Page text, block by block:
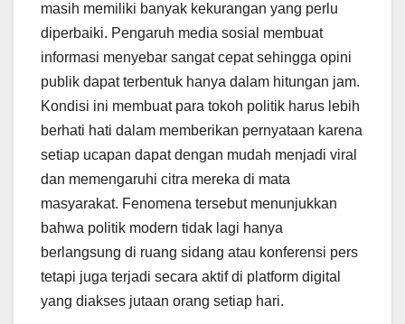
masih memiliki banyak kekurangan yang perlu
diperbaiki. Pengaruh media sosial membuat
informasi menyebar sangat cepat sehingga opini
publik dapat terbentuk hanya dalam hitungan jam.
Kondisi ini membuat para tokoh politik harus lebih
berhati hati dalam memberikan pernyataan karena
setiap ucapan dapat dengan mudah menjadi viral
dan memengaruhi citra mereka di mata
masyarakat. Fenomena tersebut menunjukkan
bahwa politik modern tidak lagi hanya
berlangsung di ruang sidang atau konferensi pers
tetapi juga terjadi secara aktif di platform digital
yang diakses jutaan orang setiap hari.